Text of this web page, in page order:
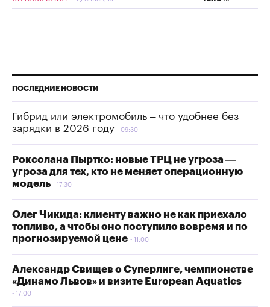
ПОСЛЕДНИЕ НОВОСТИ
Гибрид или электромобиль – что удобнее без
зарядки в 2026 году
09:30
Роксолана Пыртко: новые ТРЦ не угроза —
угроза для тех, кто не меняет операционную
модель
17:30
Олег Чикида: клиенту важно не как приехало
топливо, а чтобы оно поступило вовремя и по
прогнозируемой цене
11:00
Александр Свищев о Суперлиге, чемпионстве
«Динамо Львов» и визите European Aquatics
17:00